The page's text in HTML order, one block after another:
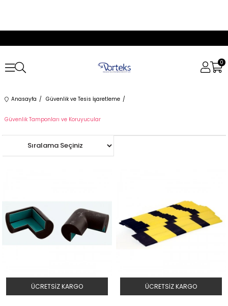
0
Anasayfa Güvenlik ve Tesis İşaretleme
Güvenlik Tamponları ve Koruyucular
ÜCRETSIZ KARGO ÜCRETSIZ KARGO